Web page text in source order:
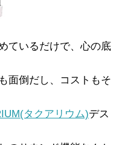
ているだけで、心の底
面倒だし、コストもそ
タクアリウム)デス